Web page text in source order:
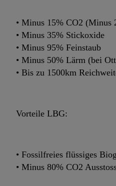
• Minus 15% CO2
• Minus 35% Stickoxide
• Minus 95% Feinstaub
• Minus 50% Lärm (bei
• Bis zu 1500km
Vorteile LBG:
• Fossilfreies flüssiges
• Minus 80% CO2